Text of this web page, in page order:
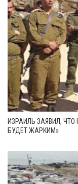
ИЗРАИЛЬ ЗАЯВИЛ, ЧТО
БУДЕТ ЖАРКИМ»